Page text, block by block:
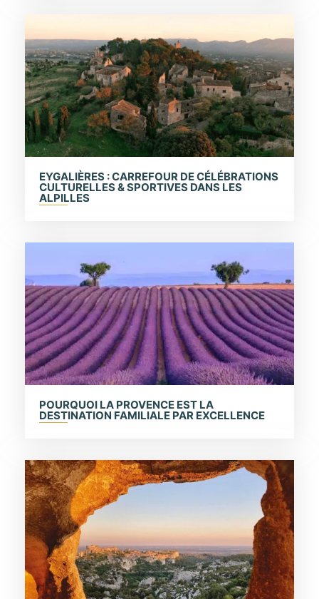
EYGALIÈRES : CARREFOUR DE CÉLÉBRATIONS
CULTURELLES & SPORTIVES DANS LES
ALPILLES
POURQUOI LA PROVENCE EST LA
DESTINATION FAMILIALE PAR EXCELLENCE